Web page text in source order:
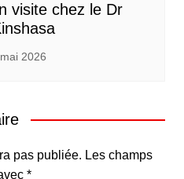
visite chez le Dr
2026
pas publiée. Les champs
*